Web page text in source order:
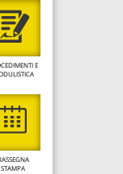
E
STAMPA